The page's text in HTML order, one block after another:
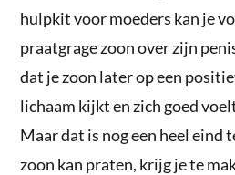
hulpkit voor moeders kan je
praatgrage zoon over zijn
dat je zoon later op een
lichaam kijkt en zich goed
Maar dat is nog een heel eind
zoon kan praten, krijg je te